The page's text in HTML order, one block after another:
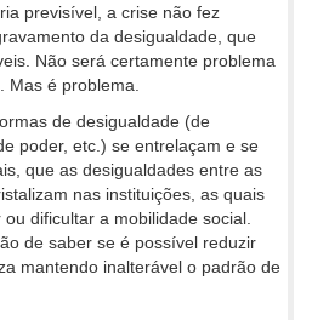
previsível, a crise não fez
da desigualdade, que
Não será certamente problema
Mas é problema.
de desigualdade (de
poder, etc.) se entrelaçam e se
que as desigualdades entre as
nas instituições, as quais
dificultar a mobilidade social.
de saber se é possível reduzir
mantendo inalterável o padrão de